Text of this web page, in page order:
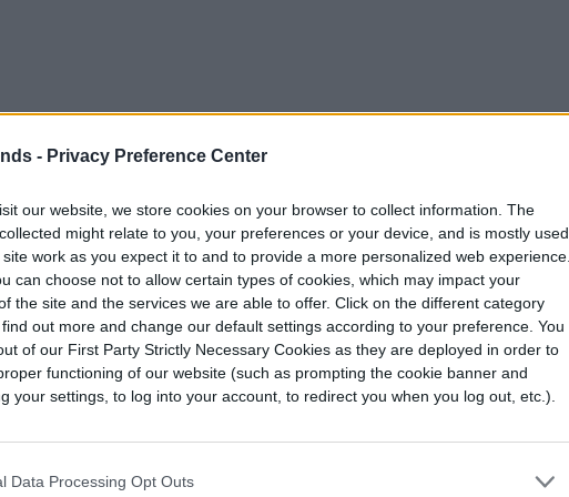
- Privacy Preference Center
our website, we store cookies on your browser to collect information. The
might relate to you, your preferences or your device, and is mostly used
work as you expect it to and to provide a more personalized web experience.
can choose not to allow certain types of cookies, which may impact your
the site and the services we are able to offer. Click on the different category
out more and change our default settings according to your preference. You
of our First Party Strictly Necessary Cookies as they are deployed in order to
functioning of our website (such as prompting the cookie banner and
your settings, to log into your account, to redirect you when you log out, etc.).
Data Processing Opt Outs
el soporte de montaje, el resultado es
visto. Las fotos muestran el potencial
completamente desenfrenada por el
suspendido en el lateral del chasis, con la
detrás de ella. Toda la configuración es
y, con toda probabilidad, deliciosamente
el interior de su PC una vez cada pocos